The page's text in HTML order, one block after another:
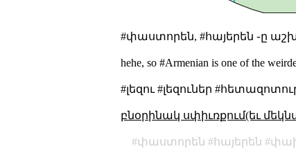
#փաստորեն, #հայերեն ֊ը
hehe, so #Armenian is one ofthe
#լեզու #լեզուներ
բնօրինակ սփիւռքում(եւ
փաստորեն հայերեն